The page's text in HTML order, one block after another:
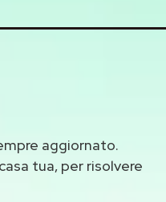
aggiornato.
tua, per risolvere